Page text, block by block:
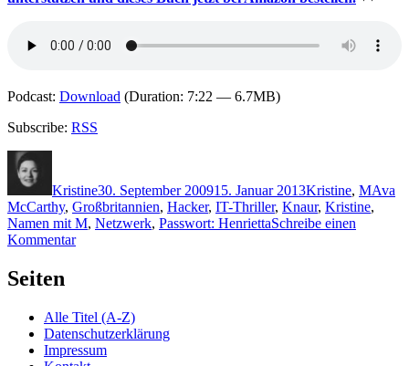
Podcast: Download (Duration: 7:22 — 6.7MB)
Subscribe: RSS
Kristine30. September 200915. Januar 2013Kristine, MAva
McCarthy, Großbritannien, Hacker, IT-Thriller, Knaur, Kristine,
Namen mit M, Netzwerk, Passwort: HenriettaSchreibe einen
Kommentarzu
–
Passwort:
Henrietta
Seiten
Alle Titel (A-Z)
Datenschutzerklärung
Impressum